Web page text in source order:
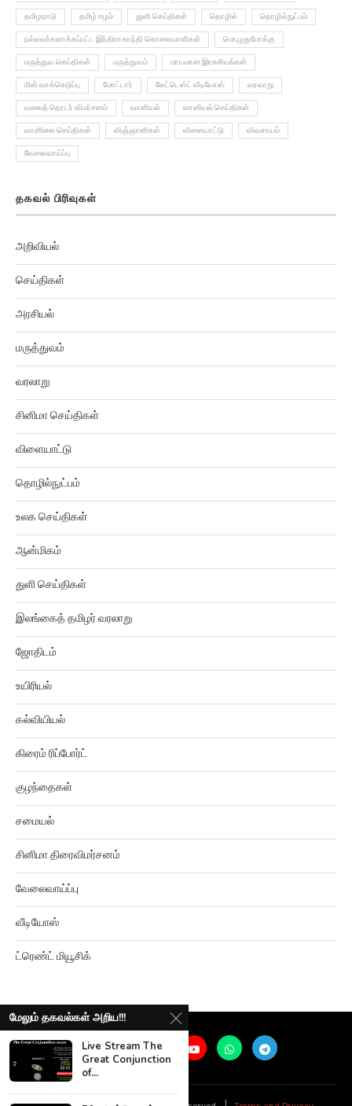
தமிழநாடு தமிழ் ஈழம் துளி செய்திகள் தொழில் தொழில்நுட்பம்
நல்லவர்களாக்கப்பட்ட இந்திராகாந்தி கொலையாளிகள் பொழுதுபோக்கு
மருத்துவ செய்திகள் மருத்துவம் மாயமான இரகசியங்கள்
மின் வாக்கெடுப்பு மோட்டார் லேட்டெஸ்ட் வீடியோஸ் வரலாறு
வலைத் தொடர் விமர்சனம் வானியல் வானியல் செய்திகள்
வானிலை செய்திகள் விஞ்ஞானிகள் விளையாட்டு விவசாயம்
வேலைவாய்ப்பு
தகவல் பிரிவுகள்
அறிவியல்
செய்திகள்
அரசியல்
மருத்துவம்
வரலாறு
சினிமா செய்திகள்
விளையாட்டு
தொழில்நுட்பம்
உலக செய்திகள்
ஆன்மிகம்
துளி செய்திகள்
இலங்கைத் தமிழர் வரலாறு
ஜோதிடம்
உயிரியல்
கல்வியியல்
கிரைம் ரிப்போர்ட்
குழந்தைகள்
சமையல்
சினிமா திரைவிமர்சனம்
வேலைவாய்ப்பு
வீடியோஸ்
ட்ரெண்ட் மியூசிக்
மேலும் தகவல்கள் அறிய!!!
Live Stream The
Great Conjunction
of...